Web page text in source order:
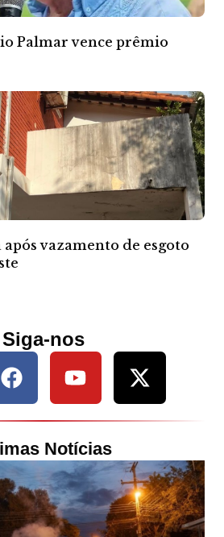
Palmar vence prêmio
após vazamento de esgoto
Siga-nos
Notícias